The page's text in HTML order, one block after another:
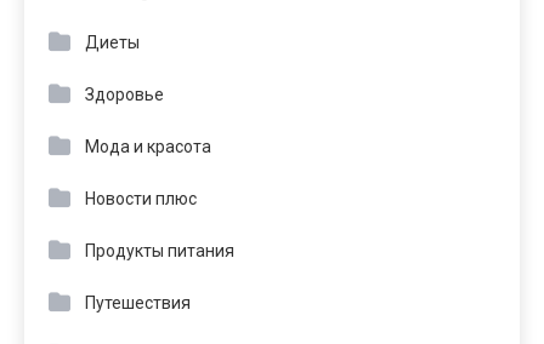
Диеты
Здоровье
Мода и красота
Новости плюс
Продукты питания
Путешествия